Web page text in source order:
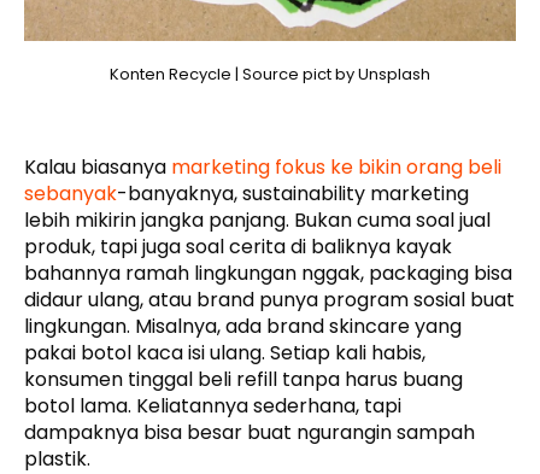
Konten Recycle | Source pict by Unsplash
Kalau biasanya marketing fokus ke bikin orang beli
sebanyak-banyaknya, sustainability marketing
lebih mikirin jangka panjang. Bukan cuma soal jual
produk, tapi juga soal cerita di baliknya kayak
bahannya ramah lingkungan nggak, packaging bisa
didaur ulang, atau brand punya program sosial buat
lingkungan. Misalnya, ada brand skincare yang
pakai botol kaca isi ulang. Setiap kali habis,
konsumen tinggal beli refill tanpa harus buang
botol lama. Keliatannya sederhana, tapi
dampaknya bisa besar buat ngurangin sampah
plastik.